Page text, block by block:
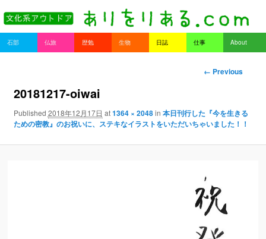
Main menu
Skip to primary content
Skip to secondary content
石部 仏旅 歴勉 生物 日誌 仕事 About
Image naviga
← Previous
20181217-oiwai
Published 2018年12月17日 at1364 × 2048in 本日刊行した『今を生きる
ための密教』のお祝いに、ステキなイラストをいただいちゃいました！！